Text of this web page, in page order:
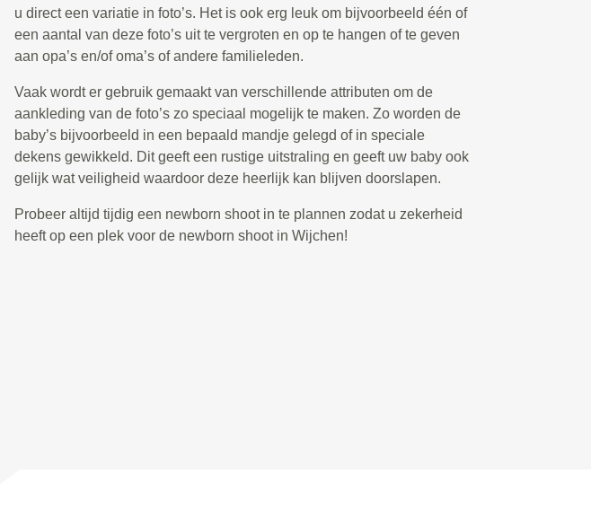
u direct een variatie in foto’s. Het is ook erg leuk om bijvoorbeeld één of
een aantal van deze foto’s uit te vergroten en op te hangen of te geven
aan opa’s en/of oma’s of andere familieleden.
Vaak wordt er gebruik gemaakt van verschillende attributen om de
aankleding van de foto’s zo speciaal mogelijk te maken. Zo worden de
baby’s bijvoorbeeld in een bepaald mandje gelegd of in speciale
dekens gewikkeld. Dit geeft een rustige uitstraling en geeft uw baby ook
gelijk wat veiligheid waardoor deze heerlijk kan blijven doorslapen.
Probeer altijd tijdig een newborn shoot in te plannen zodat u zekerheid
heeft op een plek voor de newborn shoot in Wijchen!